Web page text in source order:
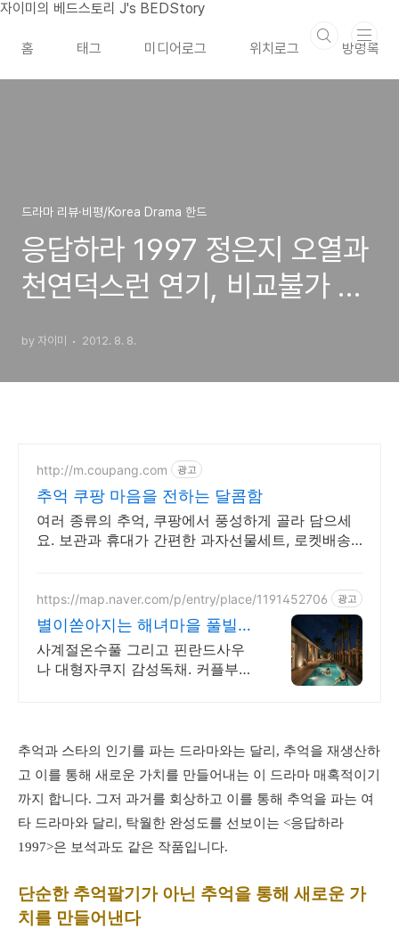
본문 바로가기
자이미의 베드스토리 J's BEDStory
홈 태그 미디어로그 위치로그 방명록
드라마 리뷰·비평/Korea Drama 한드
응답하라 1997 정은지 오열과
천연덕스런 연기, 비교불가 명
by 자이미 2012. 8. 8.
http://m.coupang.com 광고
추억 쿠팡 마음을 전하는 달콤함
여러 종류의 추억, 쿠팡에서 풍성하게 골라 담으세
요. 보관과 휴대가 간편한 과자선물세트, 로켓배송
https://map.naver.com/p/entry/place/1191452706 광고
별이쏟아지는 해녀마을 풀빌라
르세라핌도 다녀간 감성풀빌라
사계절온수풀 그리고 핀란드사우
나 대형자쿠지 감성독채. 커플부터
한휴식
추억과 스타의 인기를 파는 드라마와는 달리, 추억을 재생산하
고 이를 통해 새로운 가치를 만들어내는 이 드라마 매혹적이기
까지 합니다. 그저 과거를 회상하고 이를 통해 추억을 파는 여
타 드라마와 달리, 탁월한 완성도를 선보이는 <응답하라
1997>은 보석과도 같은 작품입니다.
단순한 추억팔기 가 아닌 추억을 통해 새로운 가
치를 만들어낸다